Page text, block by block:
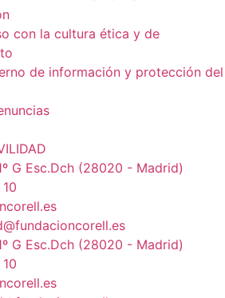
con la cultura ética y de
de información y protección del
G Esc.Dch (28020 - Madrid)
G Esc.Dch (28020 - Madrid)